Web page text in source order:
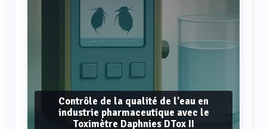
Contrôle de la qualité de l'eau en
industrie pharmaceutique avec le
Toximètre Daphnies DTox II